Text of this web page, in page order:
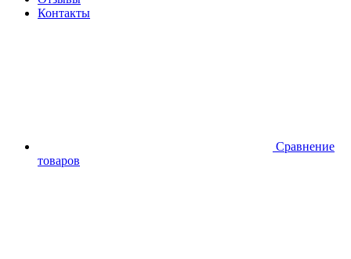
Контакты
Сравнение
товаров